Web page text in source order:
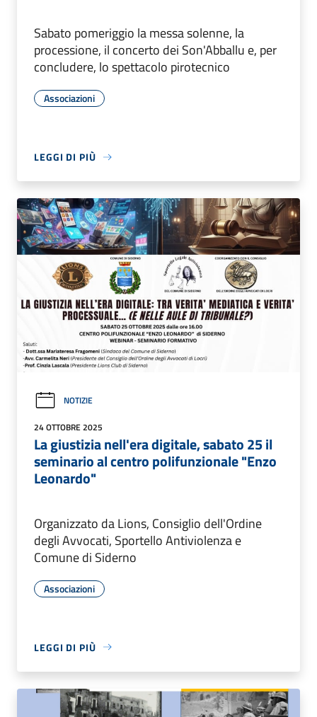
Sabato pomeriggio la messa solenne, la
processione, il concerto dei Son'Abballu e, per
concludere, lo spettacolo pirotecnico
Associazioni
LEGGI DI PIÙ
NOTIZIE
24 OTTOBRE 2025
La giustizia nell'era digitale, sabato 25 il
seminario al centro polifunzionale "Enzo
Leonardo"
Organizzato da Lions, Consiglio dell'Ordine
degli Avvocati, Sportello Antiviolenza e
Comune di Siderno
Associazioni
LEGGI DI PIÙ